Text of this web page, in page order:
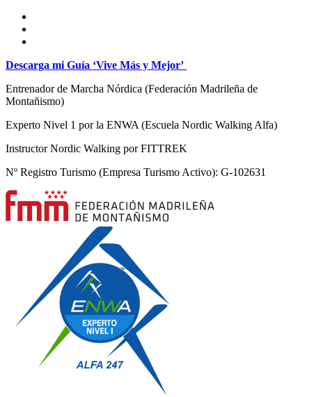
Descarga mi Guía ‘Vive Más y Mejor’
Entrenador de Marcha Nórdica (Federación Madrileña de
Montañismo)
Experto Nivel 1 por la ENWA (Escuela Nordic Walking Alfa)
Instructor Nordic Walking por FITTREK
Nº Registro Turismo (Empresa Turismo Activo): G-102631